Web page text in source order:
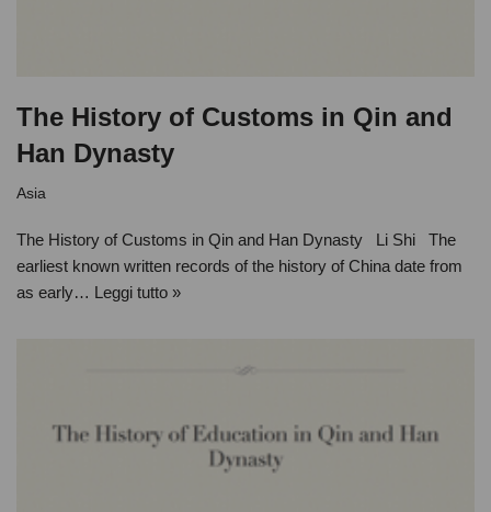
The History of Customs in Qin and
Han Dynasty
Asia
The History of Customs in Qin and Han Dynasty Li Shi The
earliest known written records of the history of China date from
as early… Leggi tutto »